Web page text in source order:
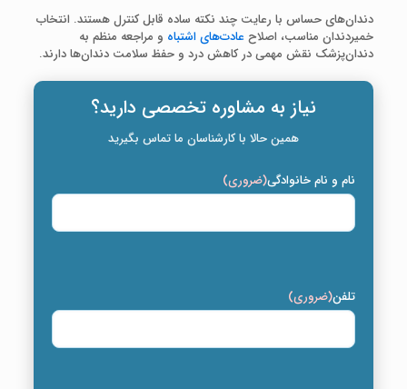
دندان‌های حساس با رعایت چند نکته ساده قابل کنترل هستند. انتخاب
خمیردندان مناسب، اصلاحعادت‌های اشتباه و مراجعه منظم به
دندان‌پزشک نقش مهمی در کاهش درد و حفظ سلامت دندان‌ها دارند.
نیاز به مشاوره تخصصی دارید؟
همین حالا با کارشناسان ما تماس بگیرید
نام و نام خانوادگی(ضروری)
تلفن(ضروری)